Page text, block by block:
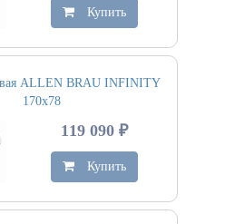
Купить
ALLEN BRAU INFINITY
170х78
119 090 ₽
Купить